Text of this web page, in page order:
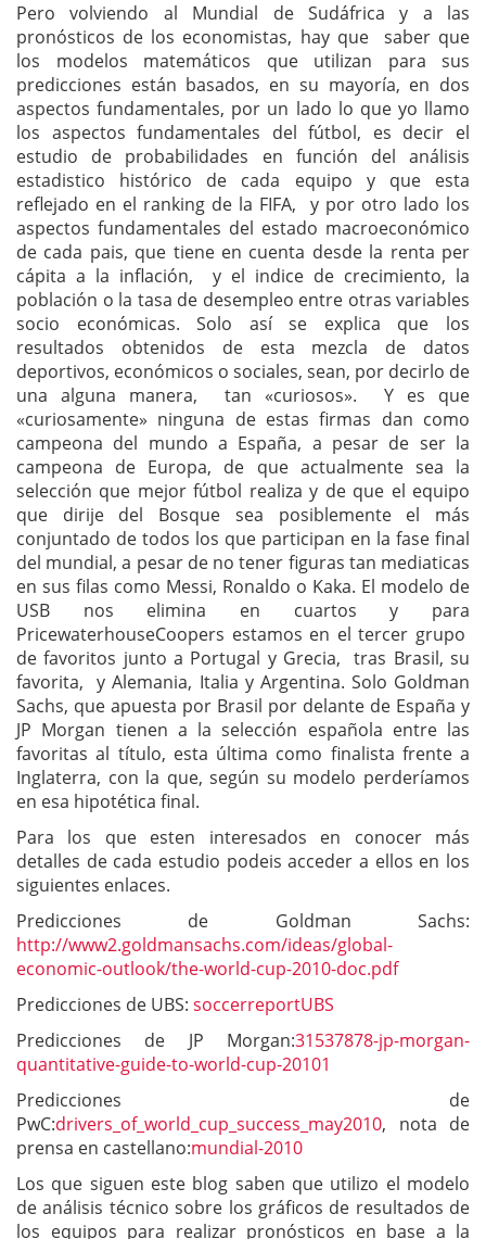
Pero volviendo al Mundial de Sudáfrica y a las
pronósticos de los economistas, hay que saber que
los modelos matemáticos que utilizan para sus
predicciones están basados, en su mayoría, en dos
aspectos fundamentales, por un lado lo que yo llamo
los aspectos fundamentales del fútbol, es decir el
estudio de probabilidades en función del análisis
estadistico histórico de cada equipo y que esta
reflejado en el ranking de la FIFA, y por otro lado los
aspectos fundamentales del estado macroeconómico
de cada pais, que tiene en cuenta desde la renta per
cápita a la inflación, y el indice de crecimiento, la
población o la tasa de desempleo entre otras variables
socio económicas. Solo así se explica que los
resultados obtenidos de esta mezcla de datos
deportivos, económicos o sociales, sean, por decirlo de
una alguna manera, tan «curiosos». Y es que
«curiosamente» ninguna de estas firmas dan como
campeona del mundo a España, a pesar de ser la
campeona de Europa, de que actualmente sea la
selección que mejor fútbol realiza y de que el equipo
que dirije del Bosque sea posiblemente el más
conjuntado de todos los que participan en la fase final
del mundial, a pesar de no tener figuras tan mediaticas
en sus filas como Messi, Ronaldo o Kaka. El modelo de
USB nos elimina en cuartos y para
PricewaterhouseCoopers estamos en el tercer grupo
de favoritos junto a Portugal y Grecia, tras Brasil, su
favorita, y Alemania, Italia y Argentina. Solo Goldman
Sachs, que apuesta por Brasil por delante de España y
JP Morgan tienen a la selección española entre las
favoritas al título, esta última como finalista frente a
Inglaterra, con la que, según su modelo perderíamos
en esa hipotética final.
Para los que esten interesados en conocer más
detalles de cada estudio podeis acceder a ellos en los
siguientes enlaces.
Predicciones de Goldman Sachs:
http://www2.goldmansachs.com/ideas/global-
economic-outlook/the-world-cup-2010-doc.pdf
Predicciones de UBS: soccerreportUBS
Predicciones de JP Morgan:31537878-jp-morgan-
quantitative-guide-to-world-cup-20101
Predicciones de
PwC:drivers_of_world_cup_success_may2010, nota de
prensa en castellano:mundial-2010
Los que siguen este blog saben que utilizo el modelo
de análisis técnico sobre los gráficos de resultados de
los equipos para realizar pronósticos en base a la